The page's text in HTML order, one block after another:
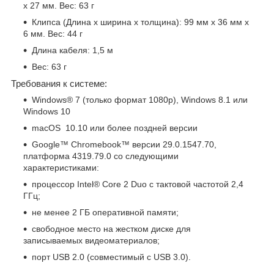
x 27 мм. Вес: 63 г
Клипса (Длина х ширина х толщина): 99 мм x 36 мм x
6 мм. Вес: 44 г
Длина кабеля: 1,5 м
Вес: 63 г
Требования к системе:
Windows® 7 (только формат 1080p), Windows 8.1 или
Windows 10
macOS 10.10 или более поздней версии
Google™ Chromebook™ версии 29.0.1547.70,
платформа 4319.79.0 со следующими
характеристиками:
процессор Intel® Core 2 Duo с тактовой частотой 2,4
ГГц;
не менее 2 ГБ оперативной памяти;
свободное место на жестком диске для
записываемых видеоматериалов;
порт USB 2.0 (совместимый с USB 3.0).